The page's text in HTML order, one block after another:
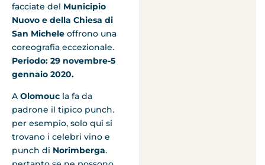
facciate del Municipio
Nuovo e della Chiesa di
San Michele offrono una
coreografia eccezionale.
Periodo: 29 novembre-5
gennaio 2020.
A Olomouc la fa da
padrone il tipico punch.
per esempio, solo qui si
trovano i celebri vino e
punch di Norimberga.